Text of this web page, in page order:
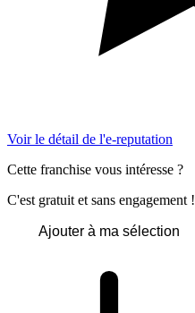
Voir le détail de l'e-reputation
Cette franchise vous intéresse ?
C'est gratuit et sans engagement !
Ajouter à ma sélection